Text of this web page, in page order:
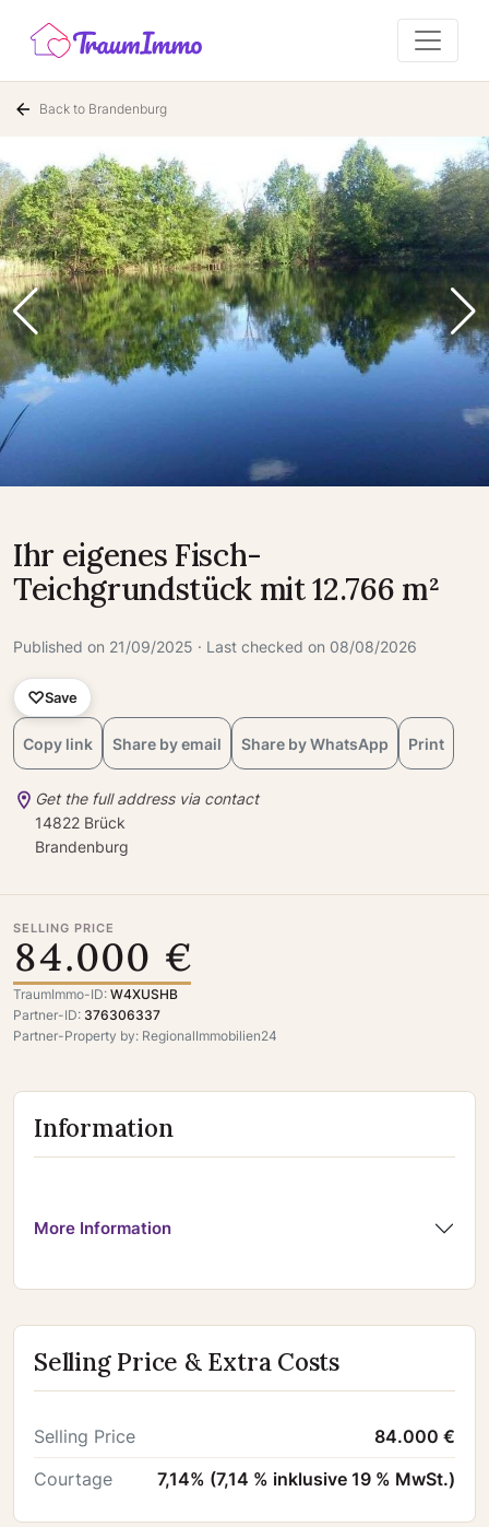
Back to Brandenburg
Ihr eigenes Fisch-
Teichgrundstück mit 12.766 m²
Published on 21/09/2025 · Last checked on 08/08/2026
Save
Copy link Share by email Share by WhatsApp Print
Get the full address via contact
14822 Brück
Brandenburg
84.000 €
SELLING PRICE
TraumImmo-ID: W4XUSHB
Partner-ID: 376306337
Partner-Property by: RegionalImmobilien24
Information
More Information
Selling Price & Extra Costs
Selling Price
84.000 €
Courtage
7,14% (7,14 % inklusive 19 % MwSt.)